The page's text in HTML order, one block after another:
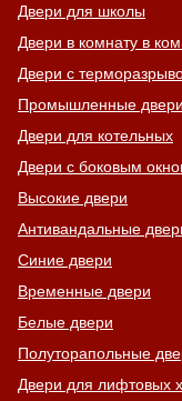
Двери для школы
Двери в комнату в
Двери с
Промышленные двери
Двери для котельных
Двери с боковым
Высокие двери
Антивандальные
Синие двери
Временные двери
Белые двери
Полуторапольные
Двери для лифтовых